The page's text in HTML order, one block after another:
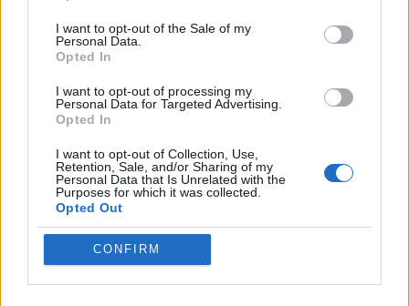
I want to opt-out of the Sale of my
Personal Data.
Opted In
I want to opt-out of processing my
Personal Data for Targeted Advertising.
Opted In
I want to opt-out of Collection, Use,
Retention, Sale, and/or Sharing of my
Personal Data that Is Unrelated with the
Purposes for which it was collected.
Opted Out
CONFIRM
Publicidad